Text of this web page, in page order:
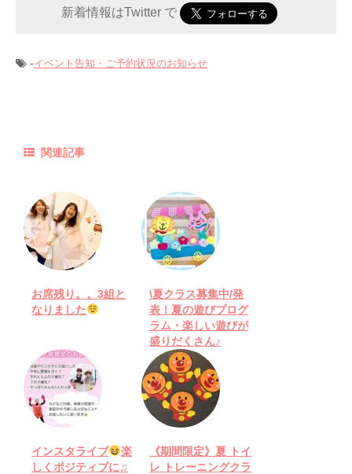
新着情報はTwitter で
-イベント告知・ご予約状況のお知らせ
関連記事
お席残り。。3組と
なりました
\夏クラス募集中/発
表！夏の遊びプログ
ラム・楽しい遊びが
盛りだくさん♪
インスタライブ
楽
しくポジティブに♫
《期間限定》夏 トイ
レ トレーニングクラ